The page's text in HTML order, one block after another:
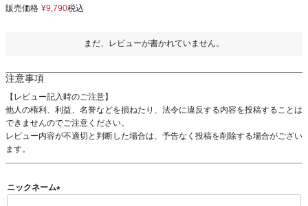
販売価格 ¥9,790税込
まだ、レビューが書かれていません。
注意事項
【レビュー記入時のご注意】
他人の権利、利益、名誉などを損ねたり、法令に違反する内容を投稿することは
できませんのでご注意ください。
レビュー内容が不適切と判断した場合は、予告なく投稿を削除する場合がござい
ます。
ニックネーム